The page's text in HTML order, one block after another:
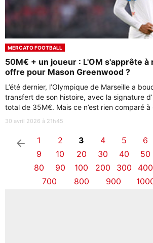
MERCATO FOOTBALL
50M€ + un joueur : L'OM s'apprête à
offre pour Mason Greenwood ?
L’été dernier, l’Olympique de Marseille a
transfert de son histoire, avec la signature
total de 35M€. Mais ce n’est rien comparé à
30 avril 2026 à 21h45
arrow_left 1 2 3 4 5 6
9
10 20 30 40 50
80
90 100 200 300 400
700
800 900